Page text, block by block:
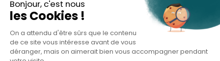
reservation@spotlag.com